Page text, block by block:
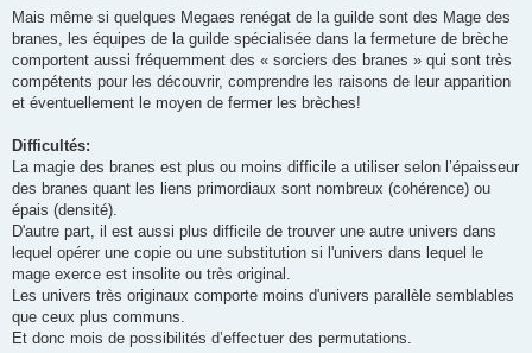
Mais même si quelques Megaes renégat de la guilde sont des Mage des
branes, les équipes de la guilde spécialisée dans la fermeture de brèche
comportent aussi fréquemment des « sorciers des branes » qui sont très
compétents pour les découvrir, comprendre les raisons de leur apparition
et éventuellement le moyen de fermer les brèches!
Difficultés:
La magie des branes est plus ou moins difficile a utiliser selon l’épaisseur
des branes quant les liens primordiaux sont nombreux (cohérence) ou
épais (densité).
D'autre part, il est aussi plus difficile de trouver une autre univers dans
lequel opérer une copie ou une substitution si l'univers dans lequel le
mage exerce est insolite ou très original.
Les univers très originaux comporte moins d'univers parallèle semblables
que ceux plus communs.
Et donc mois de possibilités d’effectuer des permutations.